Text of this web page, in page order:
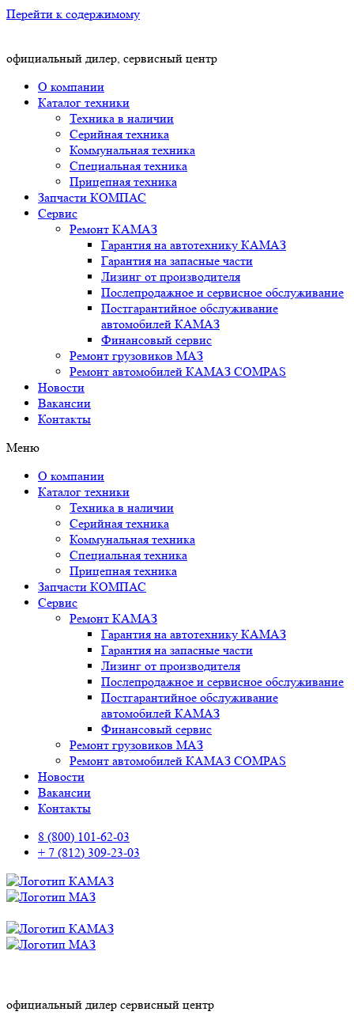
Перейти к содержимому
официальный дилер, сервисный центр
О компании
Каталог техники
Техника в наличии
Серийная техника
Коммунальная техника
Специальная техника
Прицепная техника
Запчасти КОМПАС
Сервис
Ремонт КАМАЗ
Гарантия на автотехнику КАМАЗ
Гарантия на запасные части
Лизинг от производителя
Послепродажное и сервисное обслуживание
Постгарантийное обслуживание
автомобилей КАМАЗ
Финансовый сервис
Ремонт грузовиков МАЗ
Ремонт автомобилей КАМАЗ COMPAS
Новости
Вакансии
Контакты
Меню
О компании
Каталог техники
Техника в наличии
Серийная техника
Коммунальная техника
Специальная техника
Прицепная техника
Запчасти КОМПАС
Сервис
Ремонт КАМАЗ
Гарантия на автотехнику КАМАЗ
Гарантия на запасные части
Лизинг от производителя
Послепродажное и сервисное обслуживание
Постгарантийное обслуживание
автомобилей КАМАЗ
Финансовый сервис
Ремонт грузовиков МАЗ
Ремонт автомобилей КАМАЗ COMPAS
Новости
Вакансии
Контакты
8 (800) 101-62-03
+ 7 (812) 309-23-03
официальный дилер сервисный центр